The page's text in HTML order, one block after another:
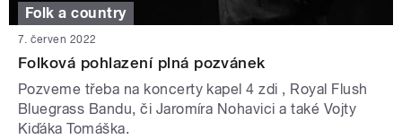
Folk a country
7. červen 2022
Folková pohlazení plná pozvánek
Pozveme třeba na koncerty kapel 4 zdi , Royal Flush
Bluegrass Bandu, či Jaromíra Nohavici a také Vojty
Kiďáka Tomáška.